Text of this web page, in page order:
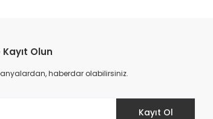
Olun
haberdar olabilirsiniz.
Kayıt Ol